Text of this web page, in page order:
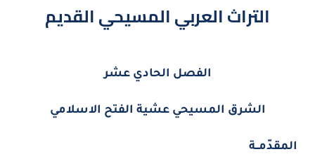
التراث العربي المسيحي القديم
الفصل الحادي عشر
الشرق المسيحي عشية الفتح الاسلامي
المقدّمــة